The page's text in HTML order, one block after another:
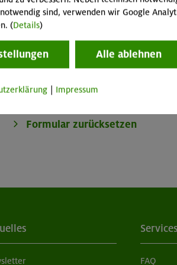
AM / darf fürhren (nur für Jugendleiter)
Services
FAQ
sind, verwenden wir Google
(Details)
Alle ablehnen
Impressum